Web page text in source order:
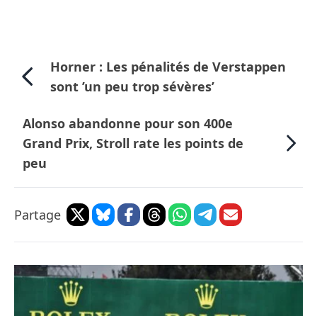
Horner : Les pénalités de Verstappen
sont ’un peu trop sévères’
Alonso abandonne pour son 400e
Grand Prix, Stroll rate les points de
peu
Partage